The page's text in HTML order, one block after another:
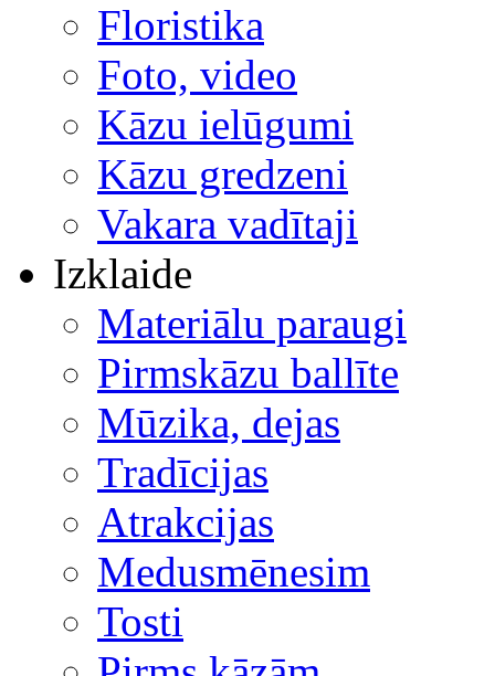
Floristika
Foto, video
Kāzu ielūgumi
Kāzu gredzeni
Vakara vadītaji
Izklaide
Materiālu paraugi
Pirmskāzu ballīte
Mūzika, dejas
Tradīcijas
Atrakcijas
Medusmēnesim
Tosti